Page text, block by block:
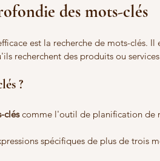
des mots-clés
est la recherche de mots-clés. Il
recherchent des produits ou
?
clés comme l'outil de planification de
spécifiques de plus de trois